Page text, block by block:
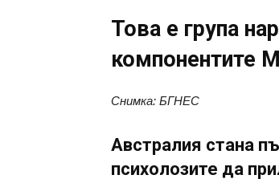
Това е група
компонентите
Снимка: БГНЕС
Австралия стана
психолозите да